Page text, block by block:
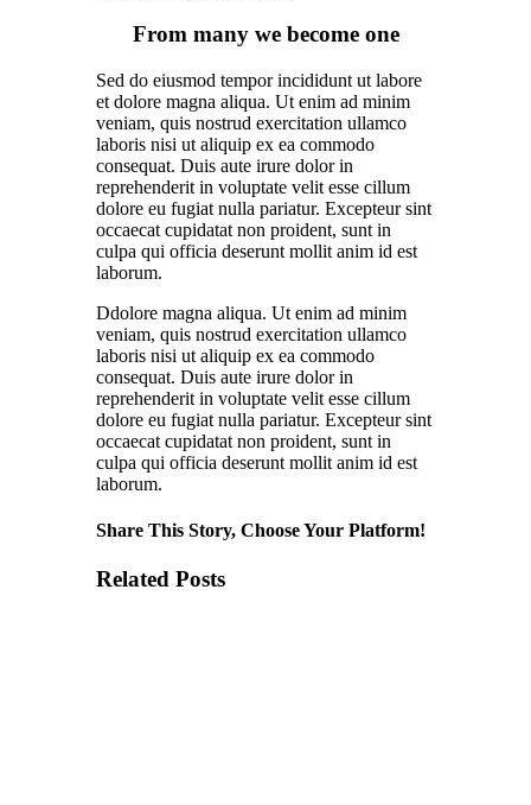
From many we become one
Sed do eiusmod tempor incididunt ut labore
et dolore magna aliqua. Ut enim ad minim
veniam, quis nostrud exercitation ullamco
laboris nisi ut aliquip ex ea commodo
consequat. Duis aute irure dolor in
reprehenderit in voluptate velit esse cillum
dolore eu fugiat nulla pariatur. Excepteur sint
occaecat cupidatat non proident, sunt in
culpa qui officia deserunt mollit anim id est
laborum.
Ddolore magna aliqua. Ut enim ad minim
veniam, quis nostrud exercitation ullamco
laboris nisi ut aliquip ex ea commodo
consequat. Duis aute irure dolor in
reprehenderit in voluptate velit esse cillum
dolore eu fugiat nulla pariatur. Excepteur sint
occaecat cupidatat non proident, sunt in
culpa qui officia deserunt mollit anim id est
laborum.
Share This Story, Choose Your Platform!
Related Posts